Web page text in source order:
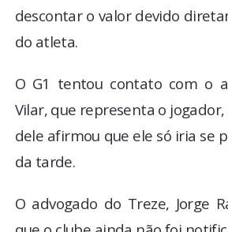
descontar o valor devido
do atleta.
O G1 tentou contato com o
Vilar, que representa o
dele afirmou que ele só iria se
da tarde.
O advogado do Treze, Jorge